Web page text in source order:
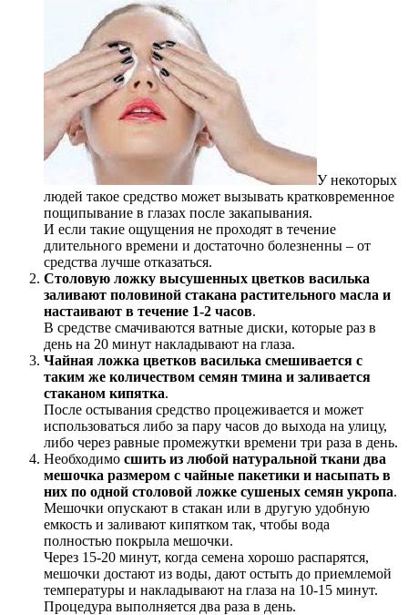
У некоторых
людей такое средство может вызывать кратковременное
пощипывание в глазах после закапывания.
И если такие ощущения не проходят в течение
длительного времени и достаточно болезненны – от
средства лучше отказаться.
Столовую ложку высушенных цветков василька
заливают половиной стакана растительного масла и
настаивают в течение 1-2 часов.
В средстве смачиваются ватные диски, которые раз в
день на 20 минут накладывают на глаза.
Чайная ложка цветков василька смешивается с
таким же количеством семян тмина и заливается
стаканом кипятка.
После остывания средство процеживается и может
использоваться либо за пару часов до выхода на улицу,
либо через равные промежутки времени три раза в день.
Необходимо сшить из любой натуральной ткани два
мешочка размером с чайные пакетики и насыпать в
них по одной столовой ложке сушеных семян укропа.
Мешочки опускают в стакан или в другую удобную
емкость и заливают кипятком так, чтобы вода
полностью покрыла мешочки.
Через 15-20 минут, когда семена хорошо распарятся,
мешочки достают из воды, дают остыть до приемлемой
температуры и накладывают на глаза на 10-15 минут.
Процедура выполняется два раза в день.